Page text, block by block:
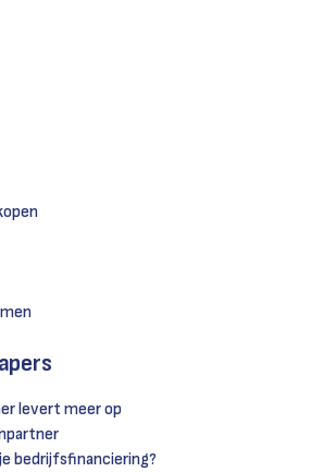
levert meer op
bedrijfsfinanciering?